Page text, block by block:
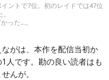
ントで7位。初のレイドでは47位
った…。
がは、本作を配信当初か
人です。勘の良い読者はも
んが。